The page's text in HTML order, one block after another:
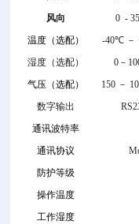
风向
0 -
温度（选配）
-40℃ －
湿度（选配）
0－
气压（选配）
150 －
数字输出
通讯波特率
通讯协议
防护等级
操作温度
工作湿度